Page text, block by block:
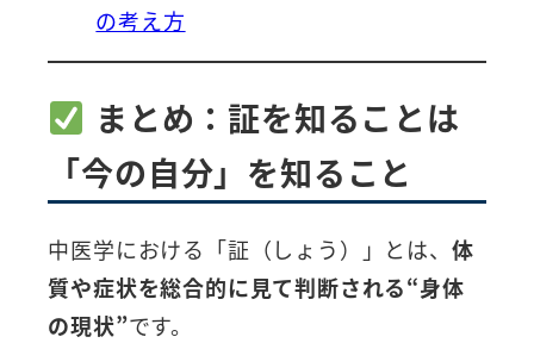
の考え方
まとめ：証を知ることは
「今の自分」を知ること
中医学における「証（しょう）」とは、 体
質や症状を総合的に見て判断される“身体
の現状”です。